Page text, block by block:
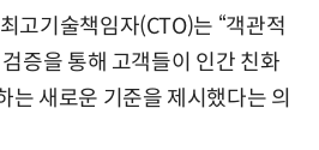
고기술책임자(CTO)는 “객관적
증을 통해 고객들이 인간 친화
는 새로운 기준을 제시했다는 의